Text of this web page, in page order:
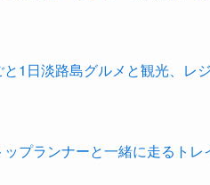
1日淡路島グルメと観光、レ
ップランナーと一緒に走るト